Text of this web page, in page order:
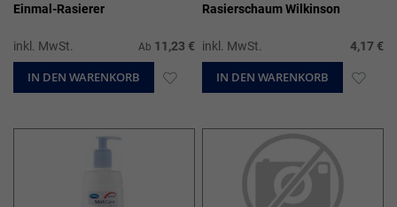
Einmal-Rasierer
inkl. MwSt. Ab 11,23 €
IN DEN WARENKORB ZUR
Rasierschaum Wilkinson
inkl. MwSt. 4,17 €
IN DEN WARENKORB ZUR